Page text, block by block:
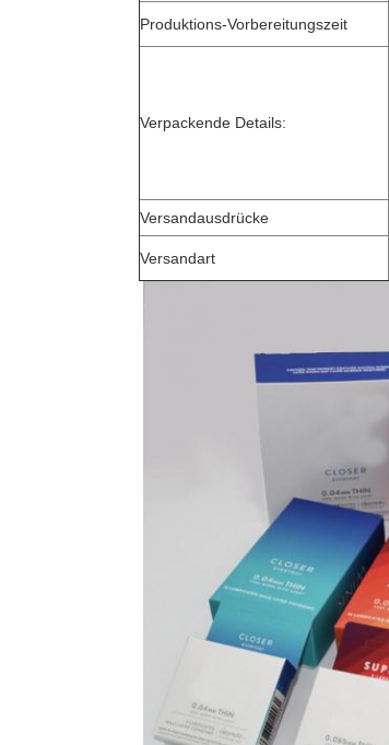
Produktions-Vorbereitungszeit
Verpackende Details:
Versandausdrücke
Versandart